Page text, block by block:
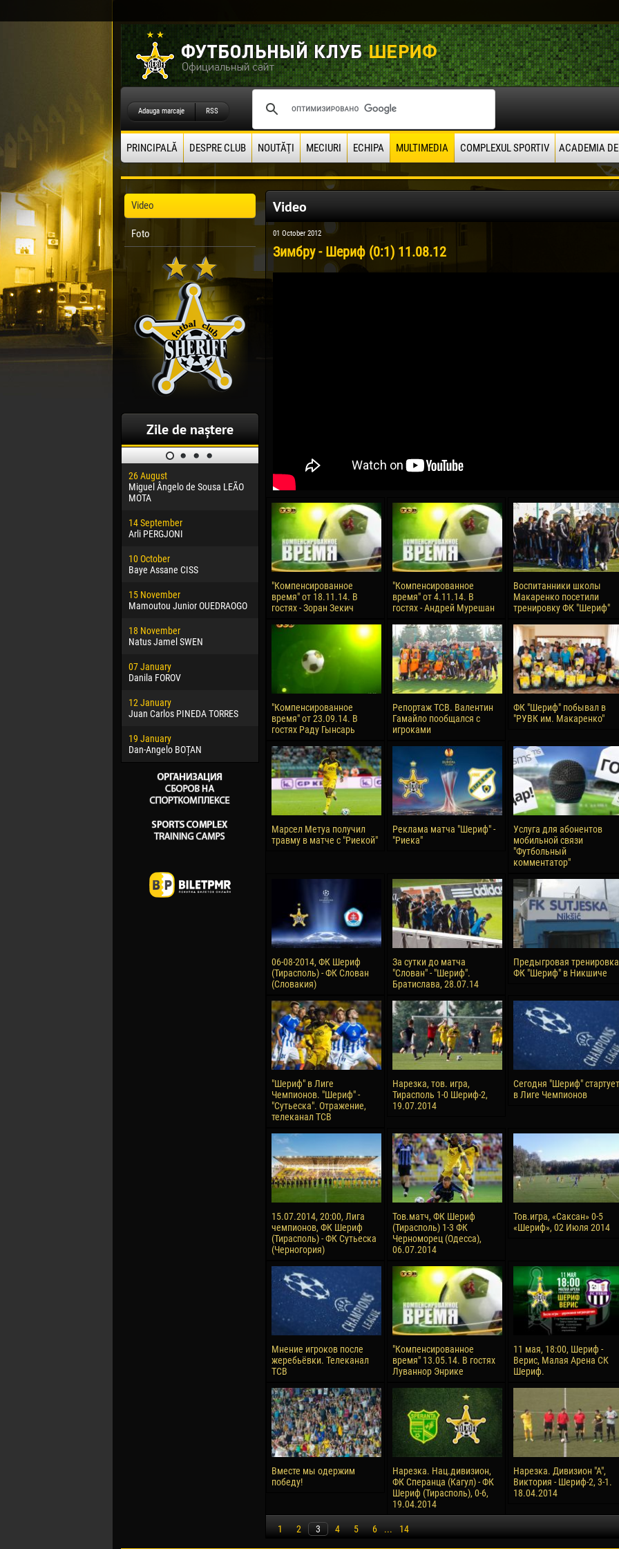
Adauga marcaje RSS
PRINCIPALĂ DESPRE CLUB NOUTĂŢI MECIURI ECHIPA MULTIMEDIA COMPLEXUL SPORTIV ACADEMIA
Video
Foto
Zile de naștere
26 August
Miguel Ângelo de Sousa LEÃO
MOTA
14 September
Arli PERGJONI
10 October
Baye Assane CISS
15 November
Mamoutou Junior OUEDRAOGO
18 November
Natus Jamel SWEN
07 January
Danila FOROV
12 January
Juan Carlos PINEDA TORRES
19 January
Dan-Angelo BOȚAN
30 January
Dhoraso Moreo KLAS
24 February
Vladislav COSTIN
02 March
Veaceslav COZMA
09 March
Emmanuel AFETSE
Jayder Moreno ASPRILLA
Samba KONÉ
26 March
Vitor Hugo Morais de OLIVEIRA
28 March
Raí LOPES DE OLIVEIRA
04 May
13 May
Renat JOSAN
24 May
Nicolaе CEBOTARI
15 June
Konan Jaures-Ulrich LOUKOU
Victor CIUMAȘU
28 June
Soumaila MAGASSOUBA
10 July
Bourama FOMBA
15 July
Ivan DYULGEROV
21 July
Emil TIMBUR
24 July
Mihail COROTCOV
27 July
Vladimir FRATEA
Video
01 October 2012
Зимбру - Шериф (0:1) 11.08.12
"Компенсированное
время" от 18.11.14. В
гостях - Зоран Зекич
"Компенсированное
время" от 4.11.14. В
гостях - Андрей Мурешан
Воспитанники школы
Макаренко посетили
тренировку ФК "Шериф"
"Компенсированное
время" от 23.09.14. В
гостях Раду Гынсарь
Репортаж ТСВ. Валентин
Гамайло пообщался с
игроками
ФК "Шериф" побывал в
"РУВК им. Макаренко"
Марсел Метуа получил
травму в матче с "Риекой"
Реклама матча "Шериф" -
"Риека"
Услуга для абонентов
мобильной связи
"Футбольный
комментатор"
06-08-2014, ФК Шериф
(Тирасполь) - ФК Слован
(Словакия)
За сутки до матча
"Слован" - "Шериф".
Братислава, 28.07.14
Предыгровая тренировка
ФК "Шериф" в Никшиче
"Шериф" в Лиге
Чемпионов. "Шериф" -
"Сутьеска". Отражение,
телеканал ТСВ
Нарезка, тов. игра,
Тирасполь 1-0 Шериф-2,
19.07.2014
Сегодня "Шериф" стартует
в Лиге Чемпионов
15.07.2014, 20:00, Лига
чемпионов, ФК Шериф
(Тирасполь) - ФК Сутьеска
(Черногория)
Тов.матч, ФК Шериф
(Тирасполь) 1-3 ФК
Черноморец (Одесса),
06.07.2014
Тов.игра, «Саксан» 0-5
«Шериф», 02 Июля 2014
Мнение игроков после
жеребьёвки. Телеканал
ТСВ
"Компенсированное
время" 13.05.14. В гостях
Луваннор Энрике
11 мая, 18:00, Шериф -
Верис, Малая Арена СК
Шериф.
Вместе мы одержим
победу!
Нарезка. Нац.дивизион,
ФК Сперанца (Кагул) - ФК
Шериф (Тирасполь), 0-6,
19.04.2014
Нарезка. Дивизион "А",
Виктория - Шериф-2, 3-1.
18.04.2014
1 2 3 4 5 6 ... 14